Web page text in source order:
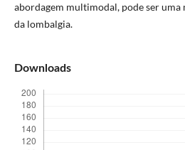
abordagem multimodal, pode ser
da lombalgia.
Downloads